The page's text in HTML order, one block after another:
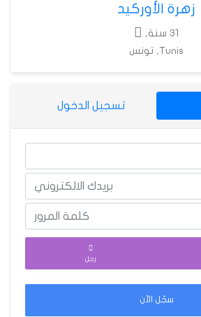
زهرة الأوركيد
31 سنة,
Tunis, تونس
تسجيل الدخول
رجل
سجّل الآن